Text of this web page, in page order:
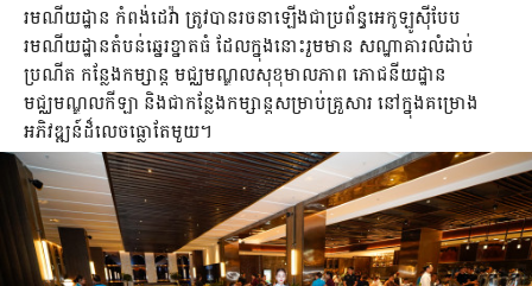
រមណីយដ្ឋាន កំពង់ដេវ៉ា ត្រូវបានរចនាឡើងជាប្រព័ន្ធអេកូឡូស៊ីបែប
រមណីយដ្ឋានតំបន់ឆ្នេរខ្នាតធំ ដែលក្នុងនោះរួមមាន សណ្ឋាគារលំដាប់
ប្រណីត កន្លែងកម្សាន្ត មជ្ឈមណ្ឌលសុខុមាលភាព ភោជនីយដ្ឋាន
មជ្ឈមណ្ឌលកីឡា និងជាកន្លែងកម្សាន្តសម្រាប់គ្រួសារ នៅក្នុងគម្រោង
អភិវឌ្ឍន៍ដ៏លេចធ្លោតែមួយ។